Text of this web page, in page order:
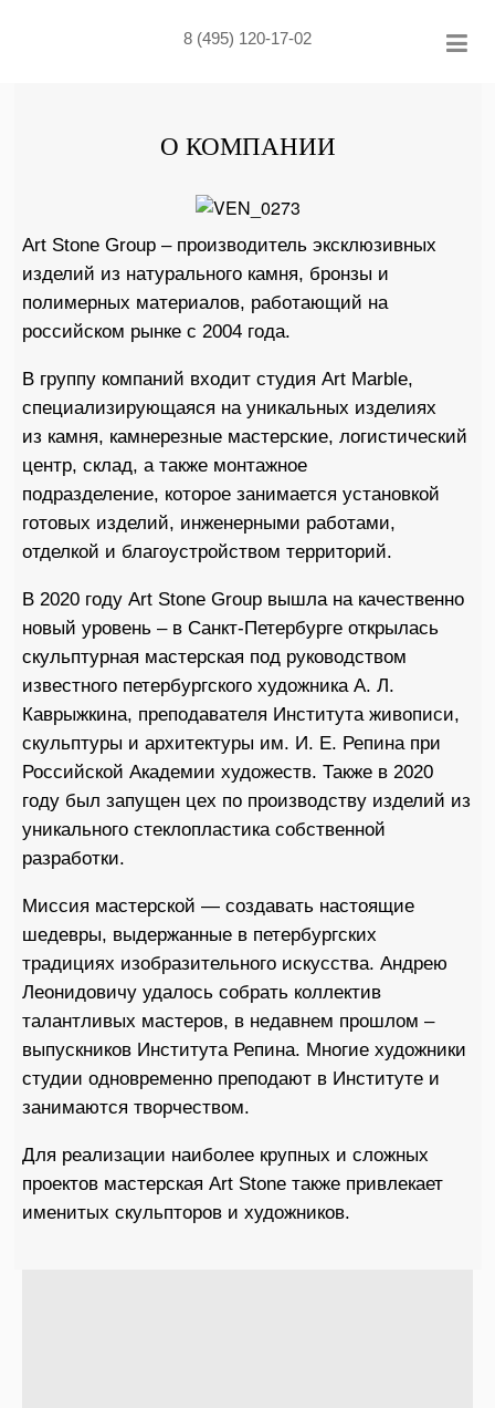
8 (495) 120-17-02
О КОМПАНИИ
Art Stone Group – производитель эксклюзивных
изделий из натурального камня, бронзы и
полимерных материалов, работающий на
российском рынке с 2004 года.
В группу компаний входит студия Art Marble,
специализирующаяся на уникальных изделиях
из камня, камнерезные мастерские, логистический
центр, склад, а также монтажное
подразделение, которое занимается установкой
готовых изделий, инженерными работами,
отделкой и благоустройством территорий.
В 2020 году Art Stone Group вышла на качественно
новый уровень – в Санкт-Петербурге открылась
скульптурная мастерская под руководством
известного петербургского художника А. Л.
Каврыжкина, преподавателя Института живописи,
скульптуры и архитектуры им. И. Е. Репина при
Российской Академии художеств. Также в 2020
году был запущен цех по производству изделий из
уникального стеклопластика собственной
разработки.
Миссия мастерской — создавать настоящие
шедевры, выдержанные в петербургских
традициях изобразительного искусства. Андрею
Леонидовичу удалось собрать коллектив
талантливых мастеров, в недавнем прошлом –
выпускников Института Репина. Многие художники
студии одновременно преподают в Институте и
занимаются творчеством.
Для реализации наиболее крупных и сложных
проектов мастерская Art Stone также привлекает
именитых скульпторов и художников.